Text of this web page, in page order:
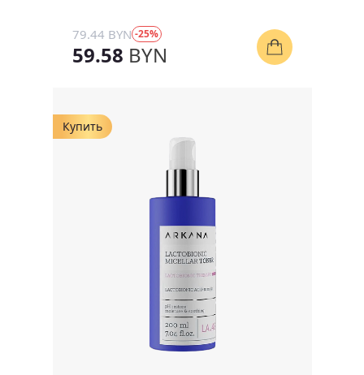
79.44 BYN -25%
59.58 BYN
Купить